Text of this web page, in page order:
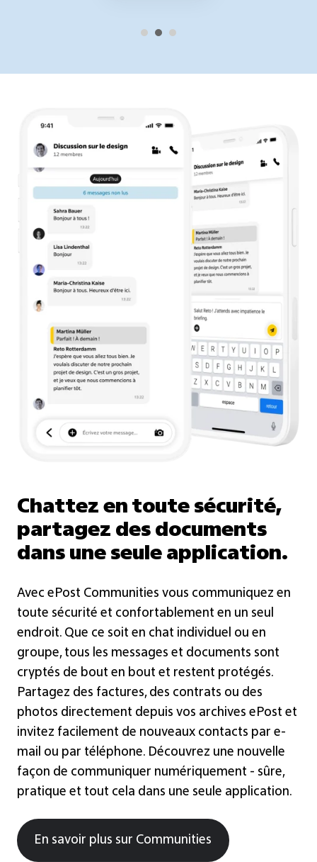
Chattez en toute sécurité,
partagez des documents
dans une seule application.
Avec ePost Communities vous communiquez en
toute sécurité et confortablement en un seul
endroit. Que ce soit en chat individuel ou en
groupe, tous les messages et documents sont
cryptés de bout en bout et restent protégés.
Partagez des factures, des contrats ou des
photos directement depuis vos archives ePost et
invitez facilement de nouveaux contacts par e-
mail ou par téléphone. Découvrez une nouvelle
façon de communiquer numériquement - sûre,
pratique et tout cela dans une seule application.
En savoir plus sur Communities